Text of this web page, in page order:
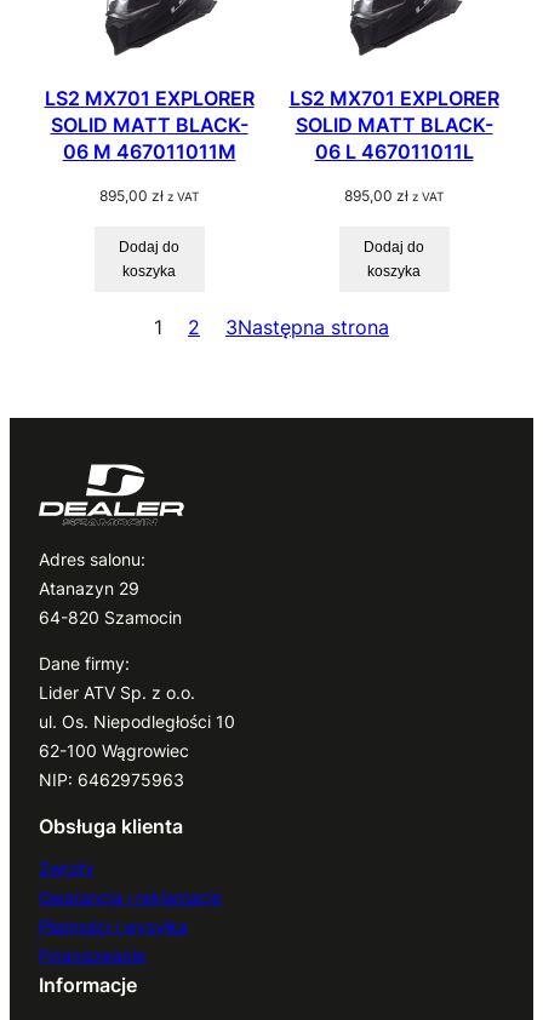
LS2 MX701 EXPLORER
SOLID MATT BLACK-
06 M 467011011M
895,00 zł z VAT
Dodaj do
koszyka
LS2 MX701 EXPLORER
SOLID MATT BLACK-
06 L 467011011L
895,00 zł z VAT
Dodaj do
koszyka
1 2 3Następna strona
Adres salonu:
Atanazyn 29
64-820 Szamocin
Dane firmy:
Lider ATV Sp. z o.o.
ul. Os. Niepodległości 10
62-100 Wągrowiec
NIP: 6462975963
Obsługa klienta
Zwroty
Gwarancja i reklamacje
Płatności i wysyłka
Finansowanie
Informacje